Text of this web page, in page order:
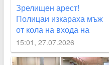
Зрелищен арест!
Полицаи изкараха мъж
от кола на входа на
Пловдив
15:01, 27.07.2026